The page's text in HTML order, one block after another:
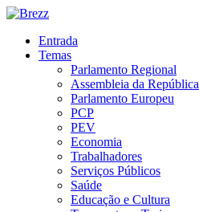
Entrada
Temas
Parlamento Regional
Assembleia da República
Parlamento Europeu
PCP
PEV
Economia
Trabalhadores
Serviços Públicos
Saúde
Educação e Cultura